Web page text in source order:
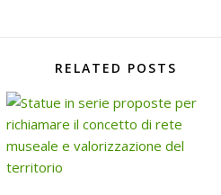
RELATED POSTS